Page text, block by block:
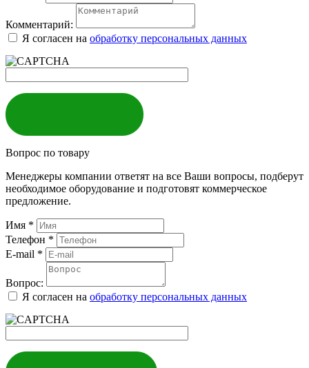
Комментарий:
Я согласен на обработку персональных данных
Вопрос по товару
Менеджеры компании ответят на все Ваши вопросы, подберут
необходимое оборудование и подготовят коммерческое
предложение.
Имя *
Телефон *
E-mail *
Вопрос:
Я согласен на обработку персональных данных